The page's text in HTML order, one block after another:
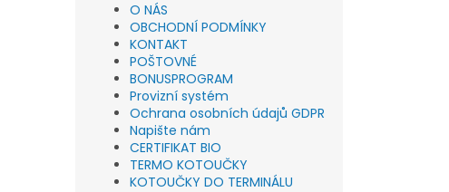
O NÁS
OBCHODNÍ PODMÍNKY
KONTAKT
POŠTOVNÉ
BONUSPROGRAM
Provizní systém
Ochrana osobních údajů GDPR
Napište nám
CERTIFIKAT BIO
TERMO KOTOUČKY
KOTOUČKY DO TERMINÁLU